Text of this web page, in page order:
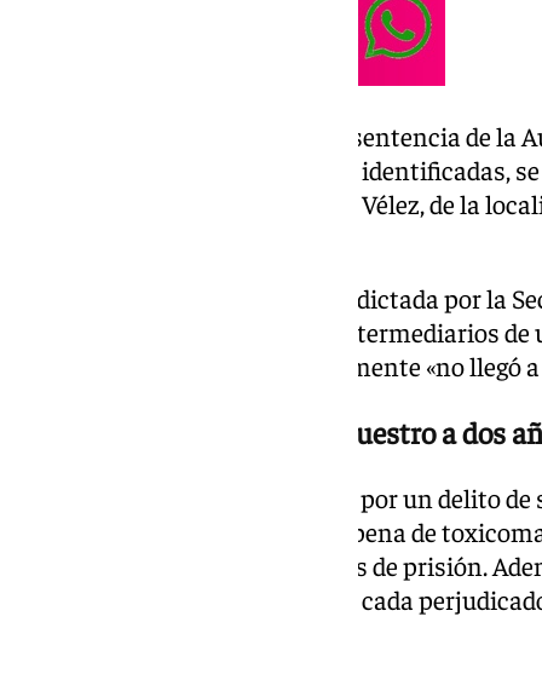
Según se declara probado en la sentencia de la
compañía de otras personas no identificadas,
núcleo poblacional de Caleta de Vélez, de la
Al parecer, señala la resolución dictada por la
dos hombres actuaban como intermediarios
origen no concretado, que finalmente «no llegó
Condenado por delito de secuestro a dos
Por estos hechos, se le condena por un delito
circunstancias que atenúan la pena de
se le impone la pena de dos años de prisión.
indemnización de 1.500 euros a cada